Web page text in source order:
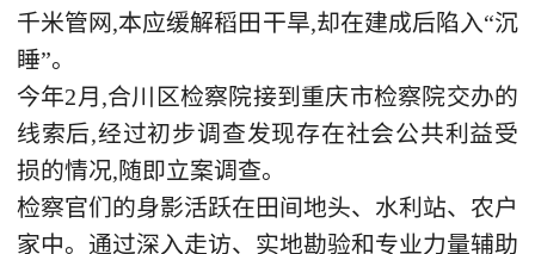
千米管网,本应缓解稻田干旱,却在建成后陷入“沉
睡”。
今年2月,合川区检察院接到重庆市检察院交办的
线索后,经过初步调查发现存在社会公共利益受
损的情况,随即立案调查。
检察官们的身影活跃在田间地头、水利站、农户
家中。通过深入走访、实地勘验和专业力量辅助